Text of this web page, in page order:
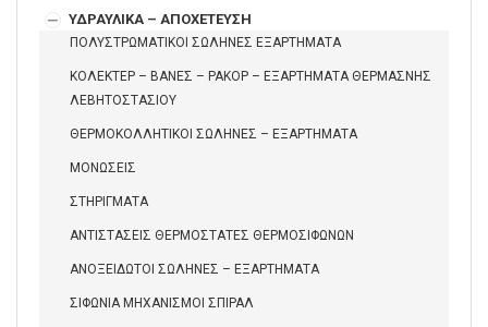
ΥΔΡΑΥΛΙΚΑ – ΑΠΟΧΕΤΕΥΣΗ
ΠΟΛΥΣΤΡΩΜΑΤΙΚΟΙ ΣΩΛΗΝΕΣ ΕΞΑΡΤΗΜΑΤΑ
ΚΟΛΕΚΤΕΡ – ΒΑΝΕΣ – ΡΑΚΟΡ – ΕΞΑΡΤΗΜΑΤΑ ΘΕΡΜΑΣΝΗΣ
ΛΕΒΗΤΟΣΤΑΣΙΟΥ
ΘΕΡΜΟΚΟΛΛΗΤΙΚΟΙ ΣΩΛΗΝΕΣ – ΕΞΑΡΤΗΜΑΤΑ
ΜΟΝΩΣΕΙΣ
ΣΤΗΡΙΓΜΑΤΑ
ΑΝΤΙΣΤΑΣΕΙΣ ΘΕΡΜΟΣΤΑΤΕΣ ΘΕΡΜΟΣΙΦΩΝΩΝ
ΑΝΟΞΕΙΔΩΤΟΙ ΣΩΛΗΝΕΣ – ΕΞΑΡΤΗΜΑΤΑ
ΣΙΦΩΝΙΑ ΜΗΧΑΝΙΣΜΟΙ ΣΠΙΡΑΛ